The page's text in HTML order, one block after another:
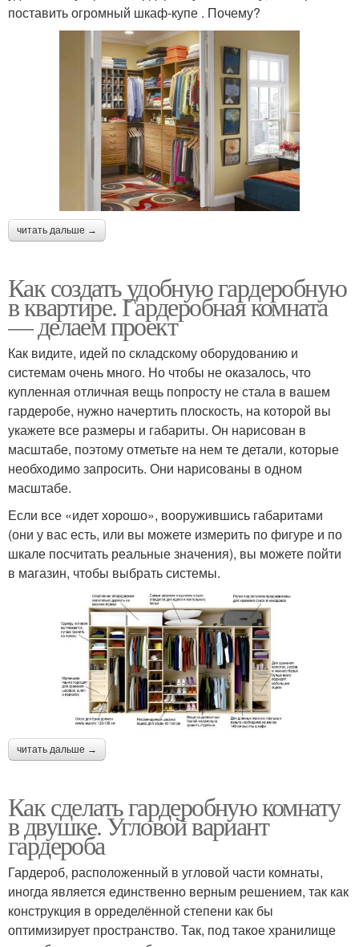
поставить огромный шкаф-купе . Почему?
читать дальше →
Как создать удобную гардеробную
в квартире. Гардеробная комната
— делаем проект
Как видите, идей по складскому оборудованию и
системам очень много. Но чтобы не оказалось, что
купленная отличная вещь попросту не стала в вашем
гардеробе, нужно начертить плоскость, на которой вы
укажете все размеры и габариты. Он нарисован в
масштабе, поэтому отметьте на нем те детали, которые
необходимо запросить. Они нарисованы в одном
масштабе.
Если все «идет хорошо», вооружившись габаритами
(они у вас есть, или вы можете измерить по фигуре и по
шкале посчитать реальные значения), вы можете пойти
в магазин, чтобы выбрать системы.
читать дальше →
Как сделать гардеробную комнату
в двушке. Угловой вариант
гардероба
Гардероб, расположенный в угловой части комнаты,
иногда является единственно верным решением, так как
конструкция в орределённой степени как бы
оптимизирует пространство. Так, под такое хранилище